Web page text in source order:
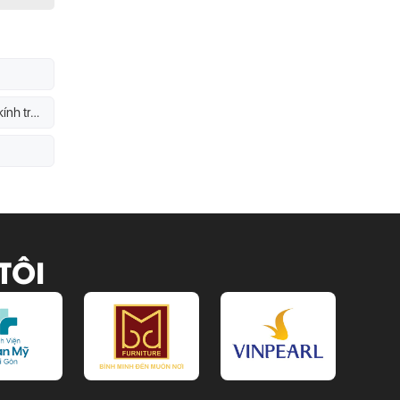
Kính trang trí có cường lực được không? Độ an toàn của kính trang trí